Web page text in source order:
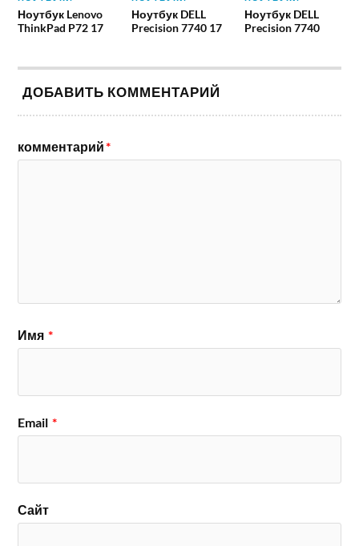
Ноутбук Lenovo
ThinkPad P72 17
Ноутбук DELL
Precision 7740 17
Ноутбук DELL
Precision 7740
ДОБАВИТЬ КОММЕНТАРИЙ
комментарий*
Имя *
Email *
Сайт